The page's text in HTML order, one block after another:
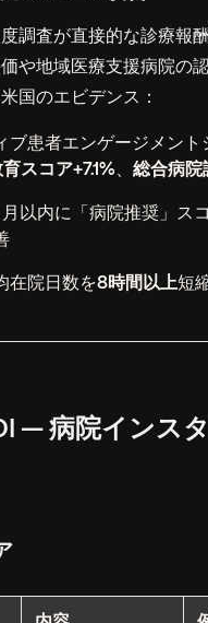
調査が直接的な診療報
や地域医療支援病院の
国のエビデンス：
ブ患者エンゲージメント
スコア+7.1% 、 総合病院
以内に「病院推奨」ス
在院日数を8時間以上短
— 病院インス